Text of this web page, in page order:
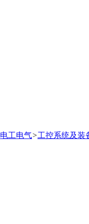
电工电气>工控系统及装